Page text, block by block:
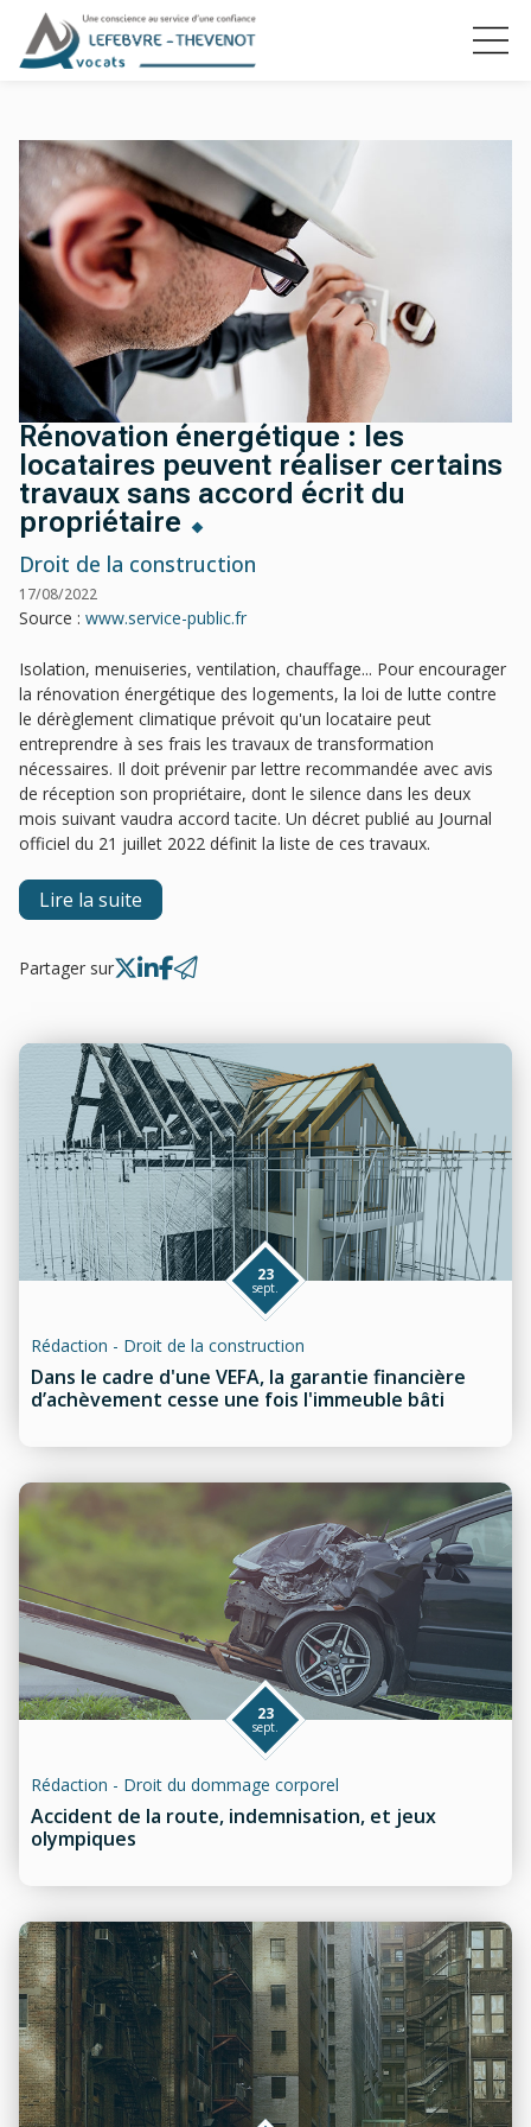
Rénovation énergétique : les
locataires peuvent réaliser certains
travaux sans accord écrit du
propriétaire
Droit de la construction
17/08/2022
Source : www.service-public.fr
Isolation, menuiseries, ventilation, chauffage... Pour encourager
la rénovation énergétique des logements, la loi de lutte contre
le dérèglement climatique prévoit qu'un locataire peut
entreprendre à ses frais les travaux de transformation
nécessaires. Il doit prévenir par lettre recommandée avec avis
de réception son propriétaire, dont le silence dans les deux
mois suivant vaudra accord tacite. Un décret publié au Journal
officiel du 21 juillet 2022 définit la liste de ces travaux.
Lire la suite
Partager sur
Dans le cadre d'une VEFA, la garantie financière
d’achèvement cesse une fois l'immeuble bâti
23
sept.
Rédaction - Droit de la construction
Accident de la route, indemnisation, et jeux
olympiques
23
sept.
Rédaction - Droit du dommage corporel